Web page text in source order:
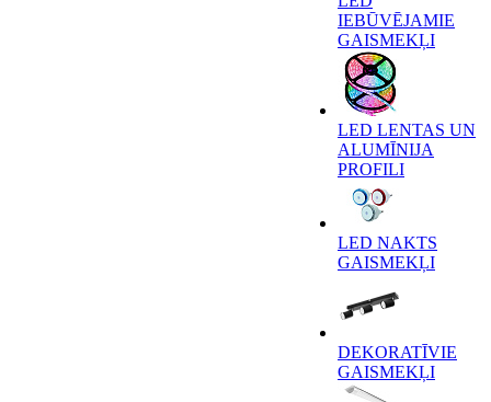
IEBŪVĒJAMIE
GAISMEKĻI
LED LENTAS UN
ALUMĪNIJA
PROFILI
LED NAKTS
GAISMEKĻI
DEKORATĪVIE
GAISMEKĻI